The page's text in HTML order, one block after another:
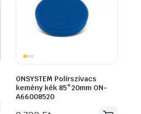
ONSYSTEM Polírszivacs
kemény kék 85*20mm ON-
A66008520